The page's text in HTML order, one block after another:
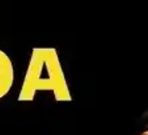
Bu durum teknik ve
alternatif